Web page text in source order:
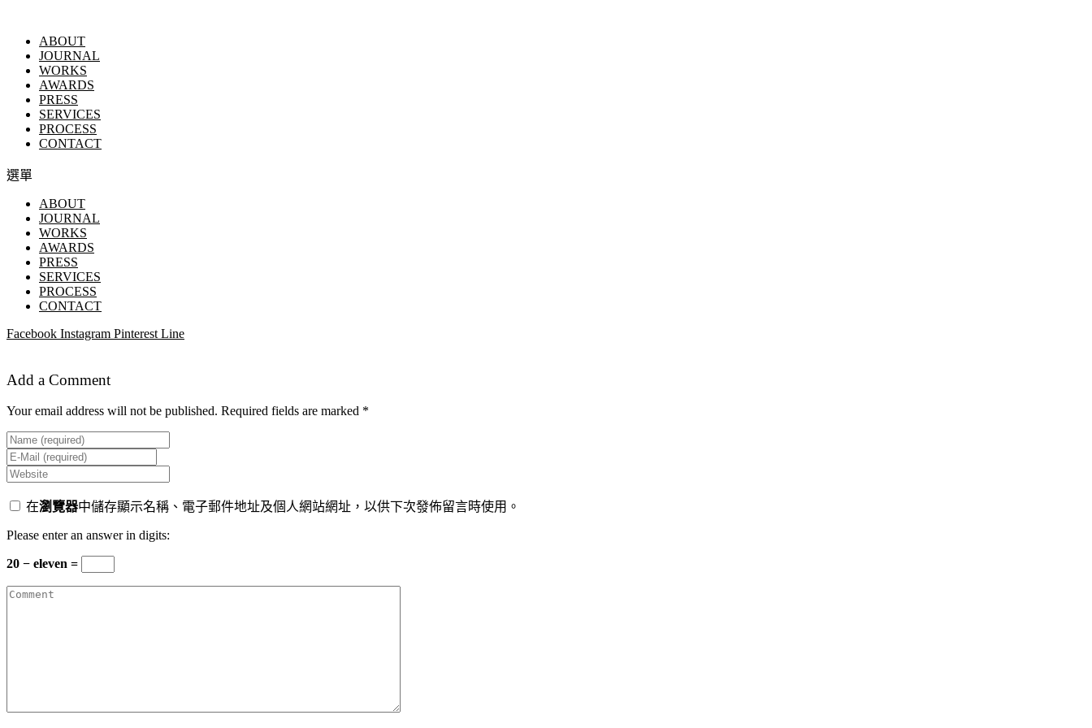
ABOUT
JOURNAL
WORKS
AWARDS
PRESS
SERVICES
PROCESS
CONTACT
選單
ABOUT
JOURNAL
WORKS
AWARDS
PRESS
SERVICES
PROCESS
CONTACT
Facebook Instagram Pinterest Line
Add a Comment
Your email address will not be published. Required fields are marked *
在瀏覽器中儲存顯示名稱、電子郵件地址及個人網站網址，以供下次發佈留言時使用。
Please enter an answer in digits:
20 − eleven =